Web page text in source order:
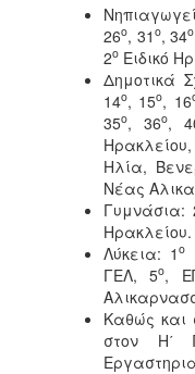
26ο, 31 ο, 34ο
2ο Ειδικό
Δημοτικά
14ο, 15ο, 16
35ο, 36ο,
Ηλία,
Νέας
Γυμνάσια:
Ηρακλείου.
Λύκεια: 1ο
ΓΕΛ, 5ο,
Καθώς και
στον Η΄